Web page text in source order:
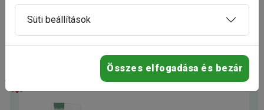
1 490 Ft 1 656 Ft
Kosárba
Süti beállítások
Összes elfogadása és bezár